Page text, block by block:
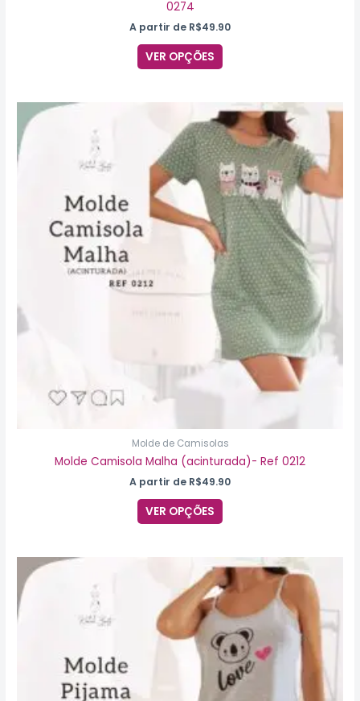
0274
A partir de R$49.90
VER OPÇÕES
Molde de Camisolas
Molde Camisola Malha (acinturada)- Ref 0212
A partir de R$49.90
VER OPÇÕES
Este
produto
tem
várias
variantes.
As
opções
podem
ser
escolhidas
na
página
do
produto
Este
produto
tem
várias
variantes.
As
opções
podem
ser